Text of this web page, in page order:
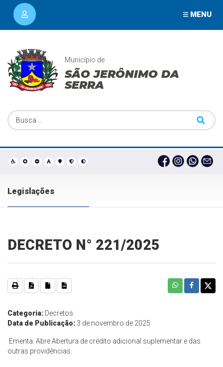
MENU
Município de
SÃO JERÔNIMO DA
SERRA
Legislações
DECRETO N° 221/2025
Categoria: Decretos
Data de Publicação: 3 de novembro de 2025
Ementa: Abre Abertura de crédito adicional suplementar e das
outras providências.